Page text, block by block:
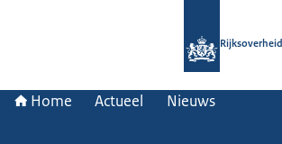
Rijksoverheid
Home Actueel Nieuws